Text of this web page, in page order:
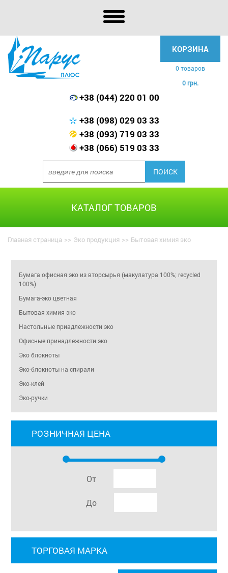
КОРЗИНА
0 товаров
0 грн.
+38 (044) 220 01 00
+38 (098) 029 03 33
+38 (093) 719 03 33
+38 (066) 519 03 33
КАТАЛОГ ТОВАРОВ
Главная страница >> Эко продукция >> Бытовая химия эко
Бумага офисная эко из вторсырья (макулатура 100%; recycled
100%)
Бумага-эко цветная
Бытовая химия эко
Настольные приадлежности эко
Офисные принадлежности эко
Эко блокноты
Эко-блокноты на спирали
Эко-клей
Эко-ручки
РОЗНИЧНАЯ ЦЕНА
От
До
ТОРГОВАЯ МАРКА